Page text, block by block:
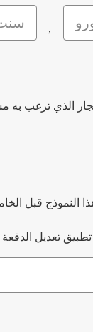
,
الذي ترغب به
النموذج قبل
تعديل